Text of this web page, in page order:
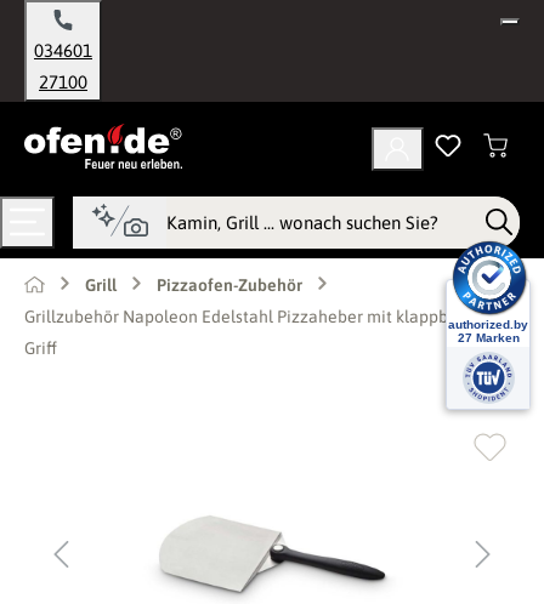
springen
034601
27100
Grill
Pizzaofen-Zubehör
Grillzubehör Napoleon Edelstahl Pizzaheber mit klappbarem
Griff